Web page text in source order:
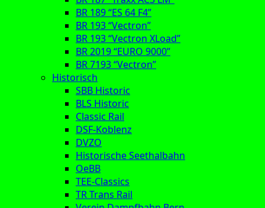
BR 189 “ES 64 F4”
BR 193 “Vectron”
BR 193 “Vectron XLoad”
BR 2019 “EURO 9000”
BR 7193 “Vectron”
Historisch
SBB Historic
BLS Historic
Classic Rail
DSF-Koblenz
DVZO
Historische Seethalbahn
OeBB
TEE-Classics
TR Trans Rail